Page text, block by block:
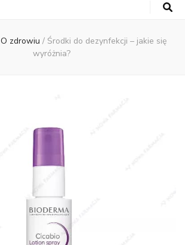
O zdrowiu / Środki do dezynfekcji – jakie się
wyróżnia?